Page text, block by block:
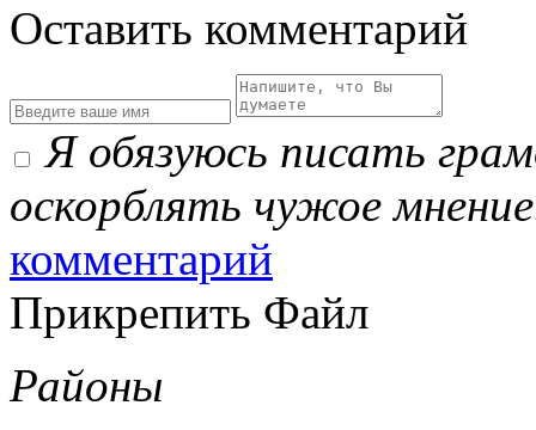
Оставить комментарий
Я обязуюсь писать
оскорблять чужое
комментарий
Прикрепить Файл
Районы